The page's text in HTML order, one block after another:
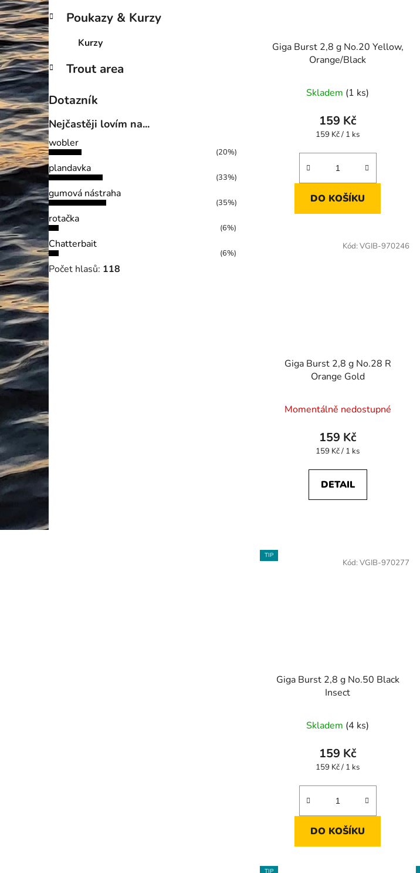
Poukazy & Kurzy
Kurzy
Trout area
Dotazník
Nejčastěji lovím na...
wobler
(20%)
plandavka
(33%)
gumová nástraha
(35%)
rotačka
(6%)
Chatterbait
(6%)
Počet hlasů: 118
Giga Burst 2,8 g No.20 Yellow,
Orange/Black
hodnocení
produktu
je
z
hvězdiček.
Skladem (1 ks)
159 Kč
Měrná
159 Kč / 1 ks
DO KOŠÍKU
Giga Burst 2,8 g No.28 R
Orange Gold
Momentálně nedostupné
159 Kč
Měrná
159 Kč / 1 ks
DETAIL
Kód: VGIB-970246
TIP
Giga Burst 2,8 g No.50 Black
Insect
hodnocení
produktu
je
z
hvězdiček.
Skladem (4 ks)
159 Kč
Měrná
159 Kč / 1 ks
DO KOŠÍKU
Kód: VGIB-970277
TIP